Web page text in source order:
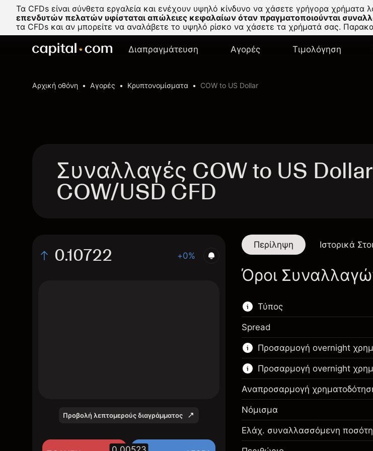
Τα CFDs είναι σύνθετα εργαλεία και ενέχουν υψηλό κίνδυνο να χάσετε γρήγορα χρήματα
επενδυτών πελατών υφίσταται απώλειες κεφαλαίων όταν πραγματοποιούνται
τα CFDs και αν μπορείτε να αναλάβετε το υψηλό ρίσκο να χάσετε τα χρήματά σας.
Διαπραγμάτευση Αγορές Τιμολόγηση
Αρχική οθόνη Αγορές Κρυπτονομίσματα COW to US Dollar
Συναλλαγές COW to US
COW/USD CFD
0.10722 +0%
Προβολή λεπτομερούς διαγράμματος
Περίληψη Ιστορικά
Όροι
Τύπος
Αυτή η χρηματοπιστωτική
διαθέσιμη για
Μάθετε περισσότερα
CFDs
Spread
Προσαρμογή overnight
Περιθώριο. Η επένδυσή
σας
Προσαρμογή overnight
Αναπροσαρμογή
Νόμισμα
Ελάχ. συναλλασσόμενη